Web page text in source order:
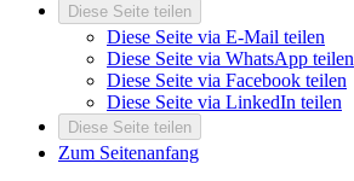
Diese Seite teilen
Diese Seite via E-Mail teilen
Diese Seite via WhatsApp teilen
Diese Seite via Facebook teilen
Diese Seite via LinkedIn teilen
Diese Seite teilen
Zum Seitenanfang